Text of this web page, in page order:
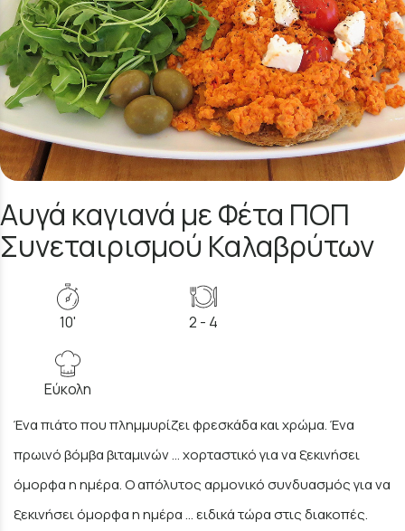
Αυγά καγιανά με Φέτα ΠΟΠ
Συνεταιρισμού Καλαβρύτων
10' 2 - 4
Εύκολη
Ένα πιάτο που πλημμυρίζει φρεσκάδα και χρώμα. Ένα
πρωινό βόμβα βιταμινών … χορταστικό για να ξεκινήσει
όμορφα η ημέρα. Ο απόλυτος αρμονικό συνδυασμός για να
ξεκινήσει όμορφα η ημέρα … ειδικά τώρα στις διακοπές.